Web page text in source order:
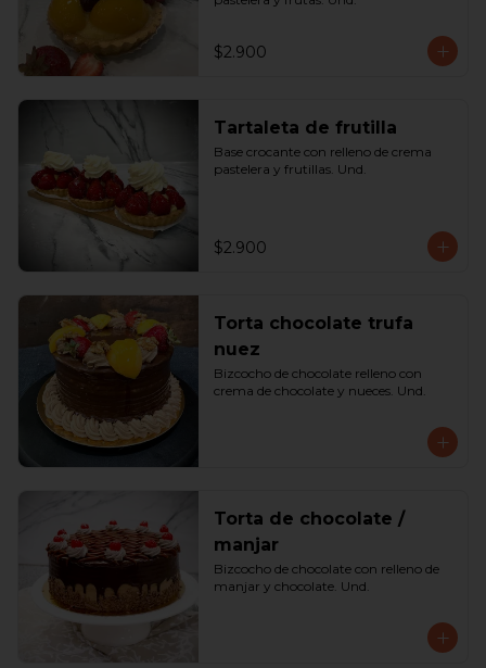
$2.900
Tartaleta de frutilla
Base crocante con relleno de crema
pastelera y frutillas. Und.
$2.900
Torta chocolate trufa
nuez
Bizcocho de chocolate relleno con
crema de chocolate y nueces. Und.
Torta de chocolate /
manjar
Bizcocho de chocolate con relleno de
manjar y chocolate. Und.